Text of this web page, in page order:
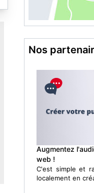
Nos
Augmentez
web !
C'est simple et
localement en